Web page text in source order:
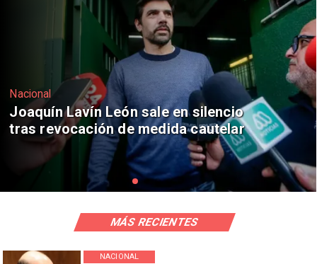
Nacional
Chile y Venezuela formalizan reinicio
de relaciones consulares
NACIONAL
MÁS RECIENTES